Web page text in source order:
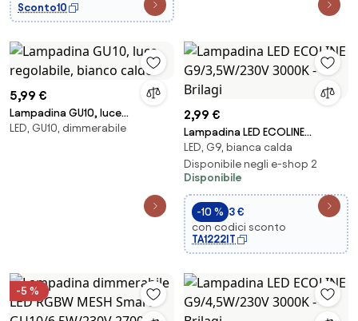
Sconto10
5,99 €
Lampadina GU10, luce
regolabile, bianco caldo
LED, GU10, dimmerabile
2,99 €
Lampadina LED ECOLINE
LED, G9, bianca calda
Disponibile negli e-shop 2
Disponibile
-10 % 3 €
con codici sconto
TA1222IT
-5 %